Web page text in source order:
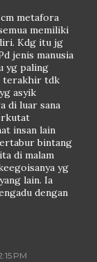
cm metafora
memiliki
Kdg itu jg
jenis manusia
yg paling
terakhir tdk
asyik
di luar sana
insan lain
bintang
di malam
yg
lain. Ia
dengan
PM